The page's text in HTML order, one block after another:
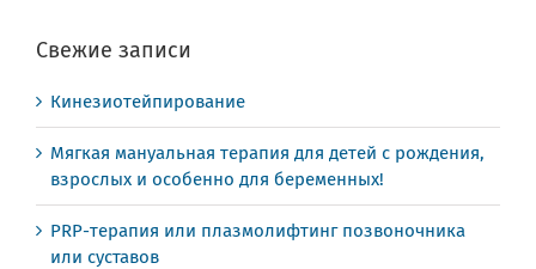
Свежие записи
Кинезиотейпирование
Мягкая мануальная терапия для детей с рождения,
взрослых и особенно для беременных!
PRP-терапия или плазмолифтинг позвоночника
или суставов